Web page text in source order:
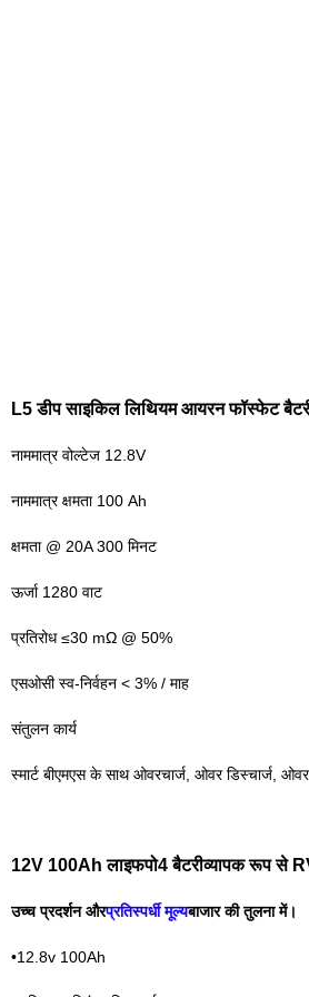
L5 डीप साइकिल लिथियम आयरन फॉस्फेट
नाममात्र वोल्टेज 12.8V
नाममात्र क्षमता 100 Ah
क्षमता @ 20A 300 मिनट
ऊर्जा 1280 वाट
प्रतिरोध ≤30 mΩ @ 50%
एसओसी स्व-निर्वहन < 3% / माह
संतुलन कार्य
स्मार्ट बीएमएस के साथ ओवरचार्ज, ओवर डिस्चार्ज,
12V 100Ah लाइफपो4 बैटरीव्यापक रूप से
उच्च प्रदर्शन औरप्रतिस्पर्धी मूल्यबाजार की तुलना में।
•12.8v 100Ah